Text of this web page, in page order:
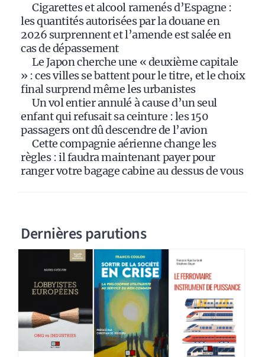
Cigarettes et alcool ramenés d’Espagne :
les quantités autorisées par la douane en
2026 surprennent et l’amende est salée en
cas de dépassement
Le Japon cherche une « deuxième capitale
» : ces villes se battent pour le titre, et le choix
final surprend même les urbanistes
Un vol entier annulé à cause d’un seul
enfant qui refusait sa ceinture : les 150
passagers ont dû descendre de l’avion
Cette compagnie aérienne change les
règles : il faudra maintenant payer pour
ranger votre bagage cabine au dessus de vous
Dernières parutions